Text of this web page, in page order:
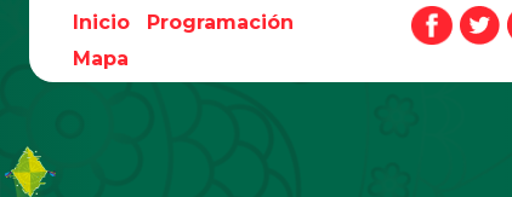
Inicio
Programación
Mapa